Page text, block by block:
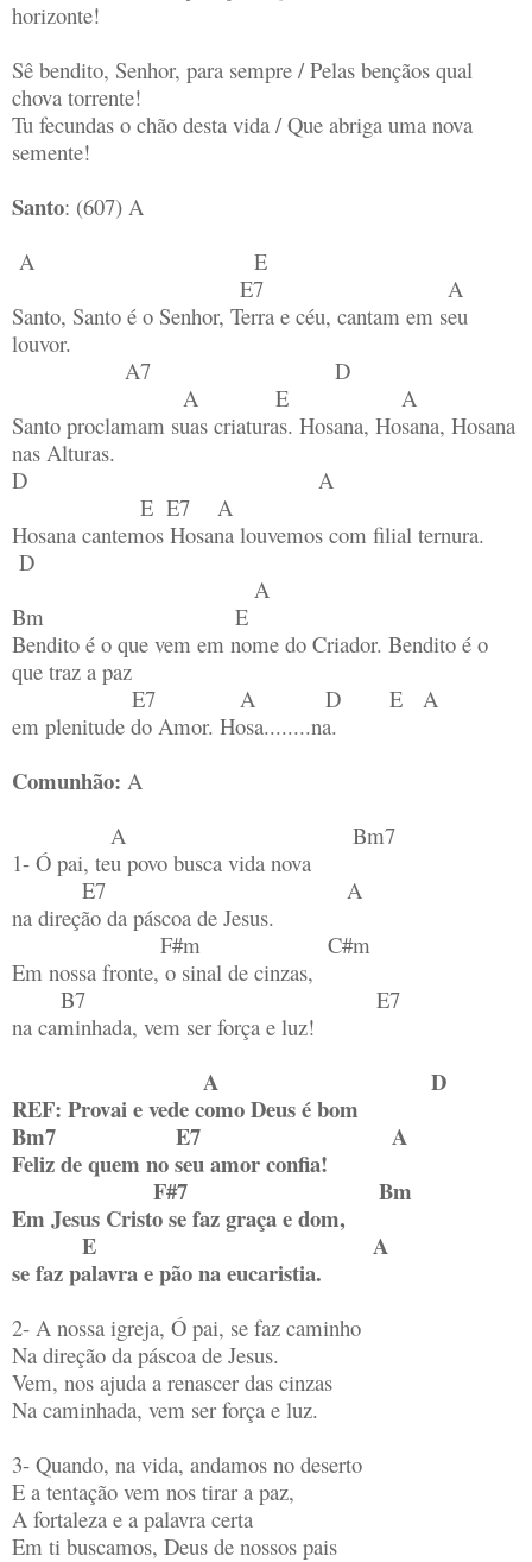
horizonte!
Sê bendito, Senhor, para sempre / Pelas bençãos qual
chova torrente!
Tu fecundas o chão desta vida / Que abriga uma nova
semente!
Santo: (607) A
A E
E7 A
Santo, Santo é o Senhor, Terra e céu, cantam em seu
louvor.
A7 D
A E A
Santo proclamam suas criaturas. Hosana, Hosana, Hosana
nas Alturas.
D A
E E7 A
Hosana cantemos Hosana louvemos com filial ternura.
D
A
Bm E
Bendito é o que vem em nome do Criador. Bendito é o
que traz a paz
E7 A D E A
em plenitude do Amor. Hosa........na.
Comunhão: A
A Bm7
1- Ó pai, teu povo busca vida nova
E7 A
na direção da páscoa de Jesus.
F#m C#m
Em nossa fronte, o sinal de cinzas,
B7 E7
na caminhada, vem ser força e luz!
A D
REF: Provai e vede como Deus é bom
Bm7 E7 A
Feliz de quem no seu amor confia!
F#7 Bm
Em Jesus Cristo se faz graça e dom,
E A
se faz palavra e pão na eucaristia.
2- A nossa igreja, Ó pai, se faz caminho
Na direção da páscoa de Jesus.
Vem, nos ajuda a renascer das cinzas
Na caminhada, vem ser força e luz.
3- Quando, na vida, andamos no deserto
E a tentação vem nos tirar a paz,
A fortaleza e a palavra certa
Em ti buscamos, Deus de nossos pais